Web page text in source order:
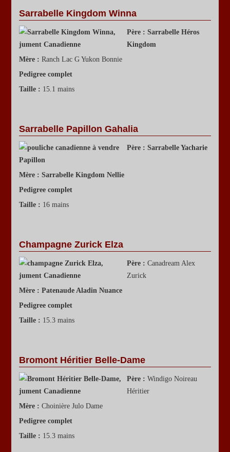
Sarrabelle Kingdom Winna
Père : Sarrabelle Héros
Kingdom
Mère : Ranch Lac G Yukon Bonnie
Pedigree complet
Taille : 15.1 mains
Sarrabelle Papillon Gahalia
Père : Sarrabelle Yacharie
Papillon
Mère : Sarrabelle Kingdom Nellie
Pedigree complet
Taille : 16 mains
Champagne Zurick Elza
Père :Canadream Alex
Zurick
Mère :Patenaude Aladin Nuance
Pedigree complet
Taille : 15.3 mains
Bromont Héritier Belle-Dame
Père :Windigo Noireau
Héritier
Mère :Choinière Julo Dame
Pedigree complet
Taille : 15.3 mains